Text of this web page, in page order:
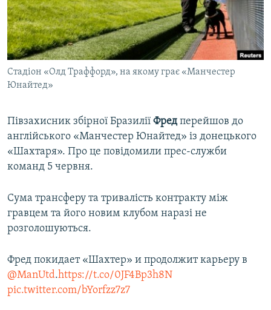
ВІДЕОУРОКИ «ELIFBE»
СВІДЧЕННЯ ОКУПАЦІЇ
УКРАЇНСЬКА ПРОБЛЕМА КРИМУ
ІНФОГРАФІКА
Русский
Qırımtatar
ДОЛУЧАЙСЯ!
Усі сайти RFE/RL
Стадіон «Олд Траффорд», на якому грає «Манчестер
Юнайтед»
Півзахисник збірної Бразилії Фредперейшов до
англійського «Манчестер Юнайтед» із донецького
«Шахтаря». Про це повідомили прес-служби
команд 5 червня.
Сума трансферу та тривалість контракту між
гравцем та його новим клубом наразі не
розголошуються.
Фред покидает «Шахтер» и продолжит карьеру в
@ManUtd.https://t.co/0JF4Bp3h8N
pic.twitter.com/bYorfzz7z7